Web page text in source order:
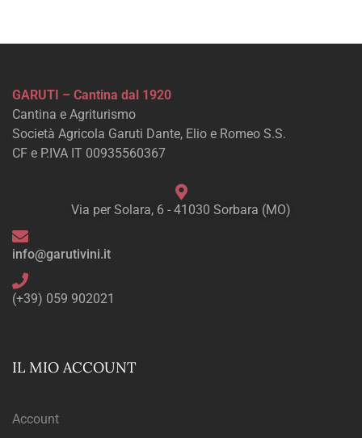
GARUTI – Cantina dal 1920
Cantina e Agriturismo
Società Agricola Garuti Dante, Elio e Romeo S.S.
CF e P.IVA IT 00935560367
Via per Solara, 6 - 41030 Sorbara (MO)
info@garutivini.it
(+39) 059 902021
IL MIO ACCOUNT
Account